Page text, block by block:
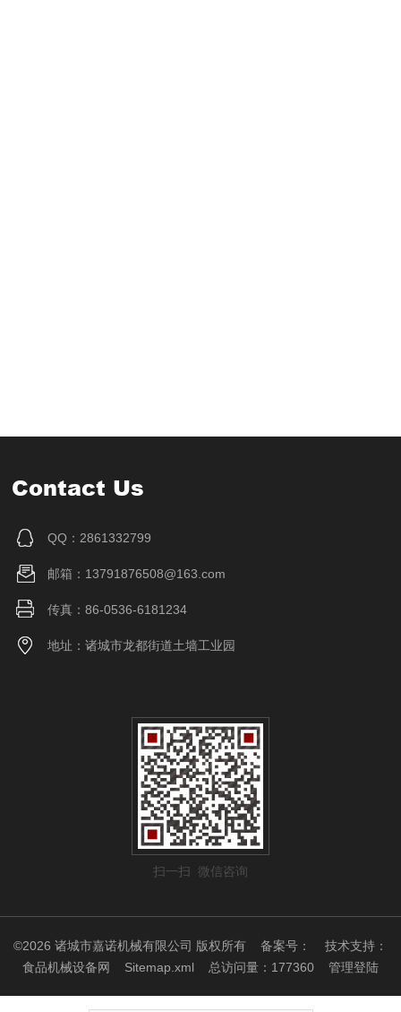
Contact Us
QQ：2861332799
邮箱：13791876508@163.com
传真：86-0536-6181234
地址：诸城市龙都街道土墙工业园
扫一扫 微信咨询
©2026 诸城市嘉诺机械有限公司 版权所有 备案号：
技术支持：
食品机械设备网
Sitemap.xml 总访问量：177360 管理登陆